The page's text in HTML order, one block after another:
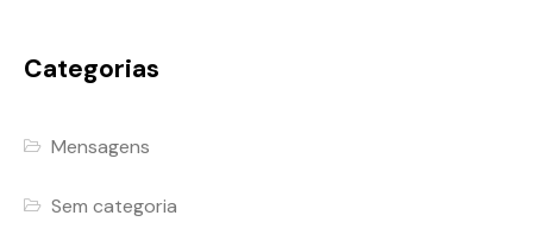
Categorias
Mensagens
Sem categoria